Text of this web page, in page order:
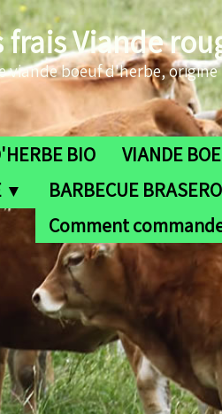
Viande
boeuf d'herbe,
BIO VIANDE
▼ BARBECUE BRASERO
Comment